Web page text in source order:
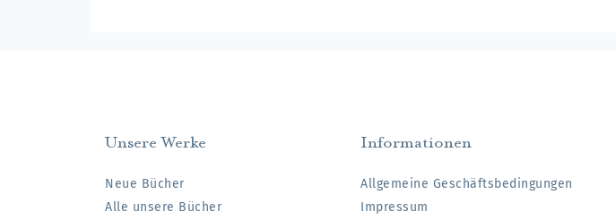
Unsere Werke
Neue Bücher
Alle unsere Bücher
Informationen
Allgemeine Geschäftsbedingungen
Impressum